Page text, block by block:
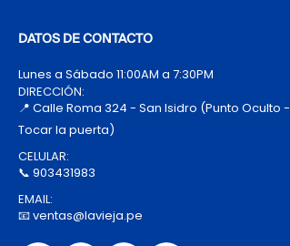
DATOS DE CONTACTO
Lunes a Sábado 11:00AM a 7:30PM
DIRECCIÓN:
📍 Calle Roma 324 - San Isidro (Punto Oculto -
Tocar la puerta)
CELULAR:
📞 903431983
EMAIL:
📧 ventas@lavieja.pe